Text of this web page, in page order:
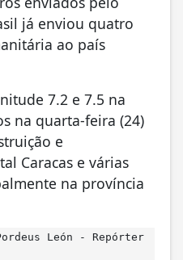
já enviou quatro
ao país
7.2 e 7.5 na
na quarta-feira (24)
e
Caracas e várias
na província
León - Repórter